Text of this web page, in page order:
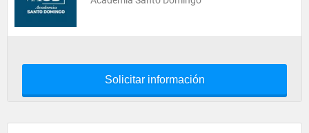
Solicitar información